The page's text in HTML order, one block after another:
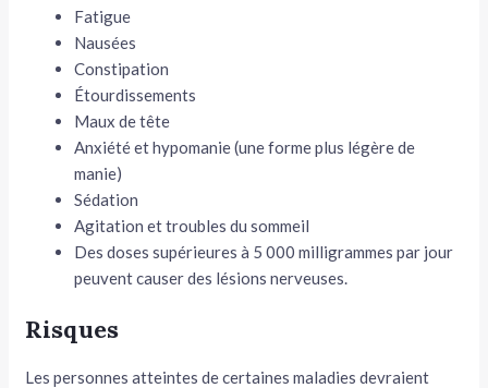
Fatigue
Nausées
Constipation
Étourdissements
Maux de tête
Anxiété et hypomanie (une forme plus légère de
manie)
Sédation
Agitation et troubles du sommeil
Des doses supérieures à 5 000 milligrammes par jour
peuvent causer des lésions nerveuses.
Risques
Les personnes atteintes de certaines maladies devraient